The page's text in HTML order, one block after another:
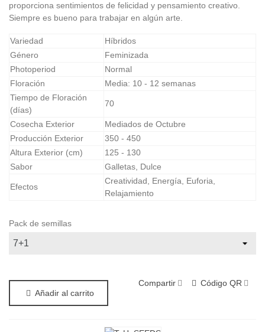
proporciona sentimientos de felicidad y pensamiento creativo.
Siempre es bueno para trabajar en algún arte.
Variedad
Híbridos
Género
Feminizada
Photoperiod
Normal
Floración
Media: 10 - 12 semanas
Tiempo de Floración
(días)
70
Cosecha Exterior
Mediados de Octubre
Producción Exterior
350 - 450
Altura Exterior (cm)
125 - 130
Sabor
Galletas, Dulce
Efectos
Creatividad, Energía, Euforia,
Relajamiento
Pack de semillas
Añadir al carrito
Compartir Código QR